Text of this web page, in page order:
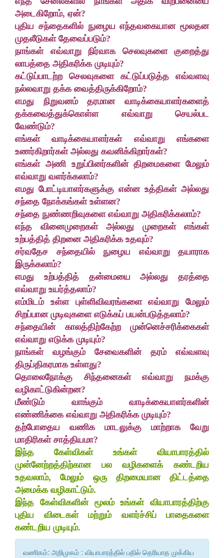
அடைகிறோம், ஏன்?
புதிய சந்தைகளில் நுழைய எந்தவகையான மூலதன
முதலீடுகள் தேவைப்படும்?
நாங்கள் எவ்வாறு நிர்வாக செலவுகளை குறைத்து
லாபத்தை அதிகரிக்க முடியும்?
கட்டுப்பாடற்ற செலவுகளை கட்டுப்படுத்த எவ்வளவு
நல்லவாறு தக்க வைத்திருக்கிறோம்?
எமது நிறுவனம் தரமான வாடிக்கையாளர்களைத்
தக்கவைத்துக்கொள்ள எவ்வாறு செயல்பட
வேண்டும்?
எங்கள் வாடிக்கையாளர்கள் எவ்வாறு எங்களை
உணர்கிறார்கள் அல்லது கவனிக்கிறார்கள்?
எங்கள் அணி உறுப்பினர்களின் திறமைகளை மேலும்
எவ்வாறு வளர்க்கலாம்?
எமது போட்டியாளர்களுக்கு என்ன உத்திகள் அல்லது
சந்தை நோக்கங்கள் உள்ளன?
சந்தை நுண்ணறிவுகளை எவ்வாறு அதிகரிக்கலாம்?
எந்த வினைமுறைகள் அல்லது முறைகள் எங்கள்
உற்பத்தித் திறனை அதிகரிக்க உதவும்?
சர்வதேச சந்தையில் நுழைய எவ்வாறு தயாராக
இருக்கலாம்?
எமது உற்பத்தித் தன்மையை அல்லது தரத்தை
எவ்வாறு உயர்த்தலாம்?
எம்மிடம் உள்ள புள்ளிவிவரங்களை எவ்வாறு மேலும்
சிறப்பான முடிவுகளை எடுக்கப் பயன்படுத்தலாம்?
சந்தையின் காலத்திற்கேற்ற முன்னெச்சரிக்கைகள்
எவ்வாறு எடுக்க முடியும்?
நாங்கள் வழங்கும் சேவைகளின் தரம் எவ்வளவு
திருப்திகரமாக உள்ளது?
தொலைநோக்கு சிந்தனைகள் எவ்வாறு நமக்கு
வழிகாட்டுகின்றன?
மீண்டும் வாங்கும் வாடிக்கையாளர்களின்
எண்ணிக்கை எவ்வாறு அதிகரிக்க முடியும்?
தற்போதைய வணிக மாடலுக்கு மாற்றாக வேறு
மாதிரிகள் சாத்தியமா?
இந்த கேள்விகள் உங்கள் வியாபாரத்தில்
முன்னேற்றத்திற்கான பல வழிகளைக் கண்டறிய
உதவலாம், மேலும் ஒரு திறமையான திட்டத்தை
அமைக்க வழிகாட்டும்.
இந்த கேள்விகளின் மூலம் உங்கள் வியாபாரத்திற்கு
புதிய விடைகள் மற்றும் வளர்ச்சிப் பாதைகளை
கண்டறிய முடியும்.
வணிகம்: அறிமுகம் : வியாபாரத்தில் பதில் தெரியாத முக்கிய